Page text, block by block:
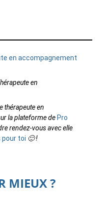
en accompagnement
en
thérapeute en
la plateforme de Pro
rendez-vous avec elle
pour toi 🙂 !
MIEUX ?